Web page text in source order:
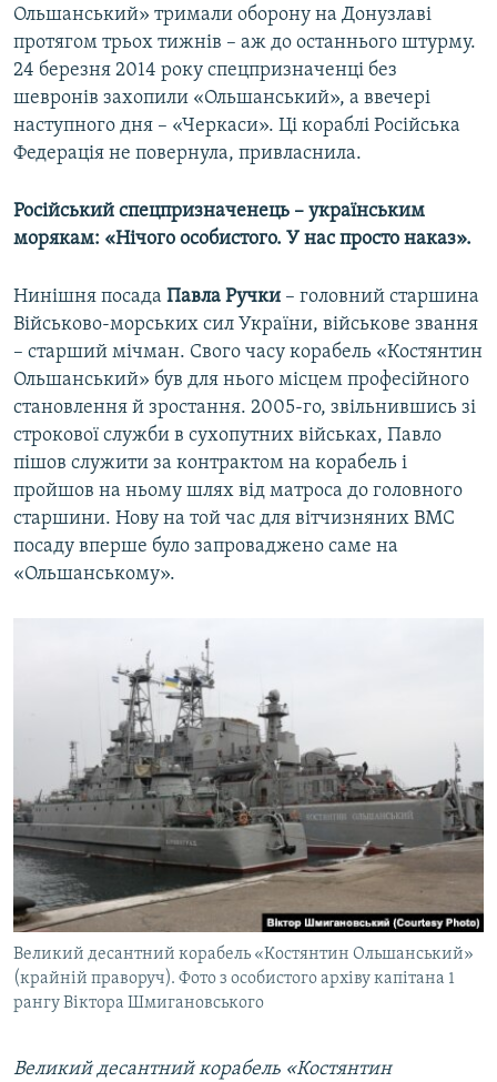
Ольшанський» тримали оборону на Донузлаві
протягом трьох тижнів – аж до останнього штурму.
24 березня 2014 року спецпризначенці без
шевронів захопили «Ольшанський», а ввечері
наступного дня – «Черкаси». Ці кораблі Російська
Федерація не повернула, привласнила.
Російський спецпризначенець –​ українським
морякам: «Нічого особистого. У нас просто наказ».
Нинішня посада Павла Ручки ​– головний старшина
Військово-морських сил України, військове звання
– старший мічман. Свого часу корабель «Костянтин
Ольшанський» був для нього місцем професійного
становлення й зростання. 2005-го, звільнившись зі
строкової служби в сухопутних військах, Павло
пішов служити за контрактом на корабель і
пройшов на ньому шлях від матроса до головного
старшини. Нову на той час для вітчизняних ВМС
посаду вперше було запроваджено саме на
«Ольшанському».
Великий десантний корабель «Костянтин Ольшанський»
(крайній праворуч). Фото з особистого архіву капітана 1
рангу Віктора Шмигановського
Великий десантний корабель «Костянтин